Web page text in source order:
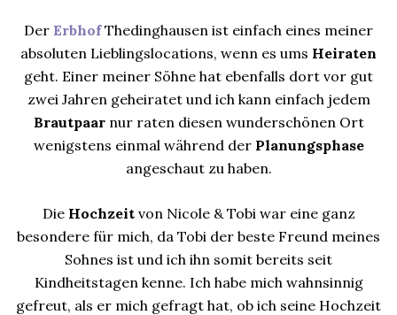
Der ErbhofThedinghausen ist einfach eines meiner
absoluten Lieblingslocations, wenn es ums Heiraten
geht. Einer meiner Söhne hat ebenfalls dort vor gut
zwei Jahren geheiratet und ich kann einfach jedem
Brautpaar nur raten diesen wunderschönen Ort
wenigstens einmal während der Planungsphase
angeschaut zu haben.
Die Hochzeitvon Nicole & Tobi war eine ganz
besondere für mich, da Tobi der beste Freund meines
Sohnes ist und ich ihn somit bereits seit
Kindheitstagen kenne. Ich habe mich wahnsinnig
gefreut, als er mich gefragt hat, ob ich seine Hochzeit